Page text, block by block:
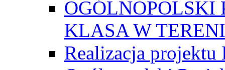
OGÓLNOPOLSKI
KLASA W
Realizacja